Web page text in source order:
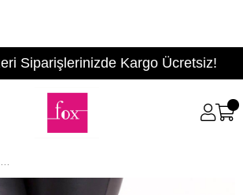
Siparişlerinizde Kargo Ücretsiz!
Siyah/Platin Kadın Sneakers D367006709